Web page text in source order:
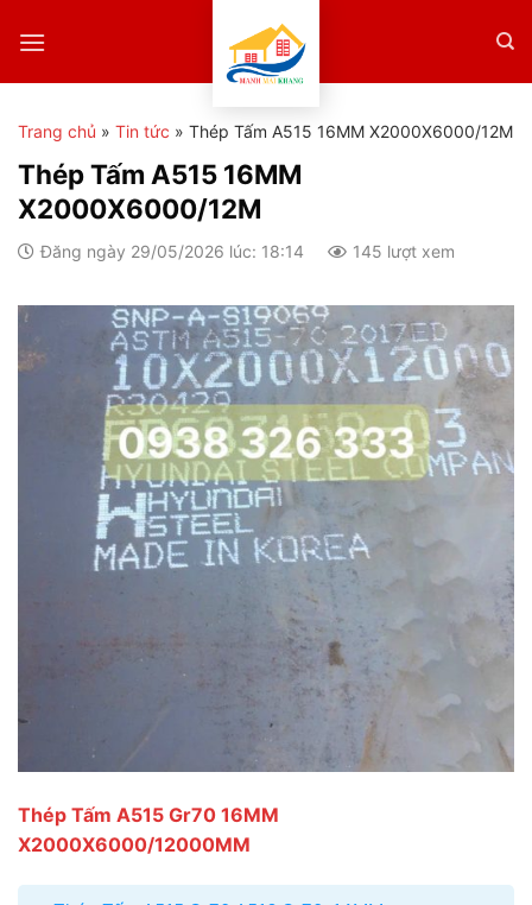
Trang chủ » Tin tức » Thép Tấm A515 16MM X2000X6000/12M
Thép Tấm A515 16MM
X2000X6000/12M
Đăng ngày 29/05/2026 lúc: 18:14 145 lượt xem
Thép Tấm A515 Gr70 16MM
X2000X6000/12000MM